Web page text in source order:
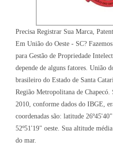
Precisa Registrar Sua Marca,
Em União do Oeste - SC?
para Gestão de Propriedade
depende de alguns fatores. União
brasileiro do Estado de Santa
Região Metropolitana de Chapecó.
2010, conforme dados do IBGE,
coordenadas são: latitude
52º51'19" oeste. Sua altitude
do mar.